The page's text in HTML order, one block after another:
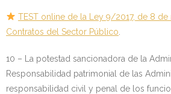
TEST online de la Ley 9/2017, de 8
Contratos del Sector Público
10 – La potestad sancionadora de la
Responsabilidad patrimonial de las
responsabilidad civil y penal de los